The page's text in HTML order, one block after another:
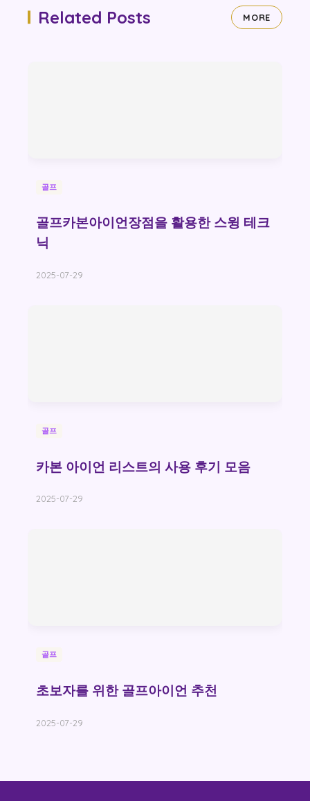
Related Posts MORE
골프
골프카본아이언장점을 활용한 스윙 테크
닉
2025-07-29
골프
카본 아이언 리스트의 사용 후기 모음
2025-07-29
골프
초보자를 위한 골프아이언 추천
2025-07-29